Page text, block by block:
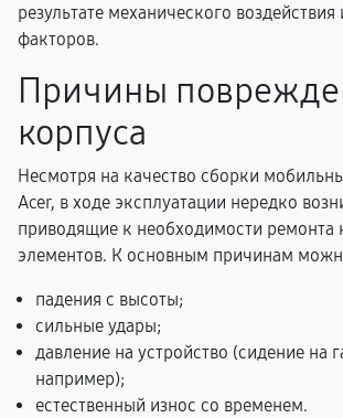
результате механического
факторов.
Причины
корпуса
Несмотря на качество сборки
Acer, в ходе эксплуатации нередко
приводящие к необходимости ремонта
элементов. К основным причинам
падения с высоты;
сильные удары;
давление на устройство (сидение на
например);
естественный износ со временем.